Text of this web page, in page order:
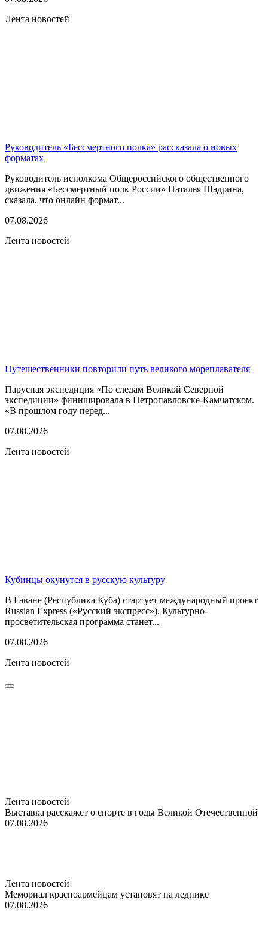
Лента новостей
Руководитель «Бессмертного полка» рассказала о новых
форматах
Руководитель исполкома Общероссийского общественного
движения «Бессмертный полк России» Наталья Шадрина,
сказала, что онлайн формат...
07.08.2026
Лента новостей
Путешественники повторили путь великого мореплавателя
Парусная экспедиция «По следам Великой Северной
экспедиции» финишировала в Петропавловске-Камчатском.
«В прошлом году перед...
07.08.2026
Лента новостей
Кубинцы окунутся в русскую культуру
В Гаване (Республика Куба) стартует международный проект
Russian Express («Русский экспресс»). Культурно-
просветительская программа станет...
07.08.2026
Лента новостей
Лента новостей
Выставка расскажет о спорте в годы Великой Отечественной
07.08.2026
Лента новостей
Мемориал красноармейцам установят на леднике
07.08.2026